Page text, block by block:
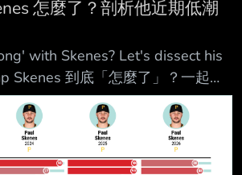
東筑則屬於防守型球隊，若想爆
王牌投手壓制神村打線，並透過短
術搶分，把比賽控制在低比分；
戰，神村學園的勝算將明顯提高。
學園勝(80%) 分析：神村學園可以
虐菜上來的，其王牌投手龍頭汰樹
的滾地 球
怎麼了？剖析他近期低潮
with Skenes? Let's dissect his
Skenes 到底「怎麼了」？一起剖
的原因。 August 5th, 2026 Travis
www.mlb.com/news/paul-
metrics-comparison-deep-dive
seemed unthinkable a year ago: